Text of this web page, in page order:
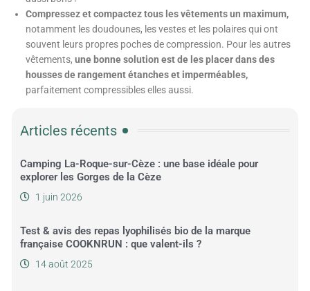
Compressez et compactez tous les vêtements un maximum,
notamment les doudounes, les vestes et les polaires qui ont
souvent leurs propres poches de compression. Pour les autres
vêtements,une bonne solution est de les placer dans des
housses de rangement étanches et imperméables,
parfaitement compressibles elles aussi.
Articles récents
Camping La-Roque-sur-Cèze : une base idéale pour
explorer les Gorges de la Cèze
1 juin 2026
Test & avis des repas lyophilisés bio de la marque
française COOKNRUN : que valent-ils ?
14 août 2025